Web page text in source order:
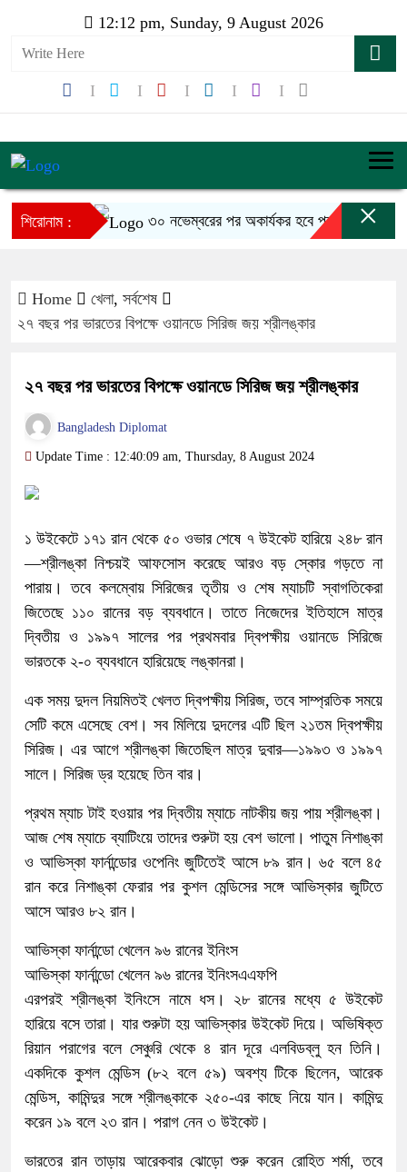
12:12 pm, Sunday, 9 August 2026
শিরোনাম : ৩০ নভেম্বরের পর অকার্যকর হবে পুরোনো বিআইএন
×
Home খেলা, সর্বশেষ
২৭ বছর পর ভারতের বিপক্ষে ওয়ানডে সিরিজ জয় শ্রীলঙ্কার
২৭ বছর পর ভারতের বিপক্ষে ওয়ানডে সিরিজ জয় শ্রীলঙ্কার
Bangladesh Diplomat
Update Time : 12:40:09 am, Thursday, 8 August 2024
১ উইকেটে ১৭১ রান থেকে ৫০ ওভার শেষে ৭ উইকেট হারিয়ে ২৪৮ রান
—শ্রীলঙ্কা নিশ্চয়ই আফসোস করেছে আরও বড় স্কোর গড়তে না
পারায়। তবে কলম্বোয় সিরিজের তৃতীয় ও শেষ ম্যাচটি স্বাগতিকেরা
জিতেছে ১১০ রানের বড় ব্যবধানে। তাতে নিজেদের ইতিহাসে মাত্র
দ্বিতীয় ও ১৯৯৭ সালের পর প্রথমবার দ্বিপক্ষীয় ওয়ানডে সিরিজে
ভারতকে ২-০ ব্যবধানে হারিয়েছে লঙ্কানরা।
এক সময় দুদল নিয়মিতই খেলত দ্বিপক্ষীয় সিরিজ, তবে সাম্প্রতিক সময়ে
সেটি কমে এসেছে বেশ। সব মিলিয়ে দুদলের এটি ছিল ২১তম দ্বিপক্ষীয়
সিরিজ। এর আগে শ্রীলঙ্কা জিতেছিল মাত্র দুবার—১৯৯৩ ও ১৯৯৭
সালে। সিরিজ ড্র হয়েছে তিন বার।
প্রথম ম্যাচ টাই হওয়ার পর দ্বিতীয় ম্যাচে নাটকীয় জয় পায় শ্রীলঙ্কা।
আজ শেষ ম্যাচে ব্যাটিংয়ে তাদের শুরুটা হয় বেশ ভালো। পাতুম নিশাঙ্কা
ও আভিস্কা ফার্নান্ডোর ওপেনিং জুটিতেই আসে ৮৯ রান। ৬৫ বলে ৪৫
রান করে নিশাঙ্কা ফেরার পর কুশল মেন্ডিসের সঙ্গে আভিস্কার জুটিতে
আসে আরও ৮২ রান।
আভিস্কা ফার্নান্ডো খেলেন ৯৬ রানের ইনিংস
আভিস্কা ফার্নান্ডো খেলেন ৯৬ রানের ইনিংসএএফপি
এরপরই শ্রীলঙ্কা ইনিংসে নামে ধস। ২৮ রানের মধ্যে ৫ উইকেট
হারিয়ে বসে তারা। যার শুরুটা হয় আভিস্কার উইকেট দিয়ে। অভিষিক্ত
রিয়ান পরাগের বলে সেঞ্চুরি থেকে ৪ রান দূরে এলবিডব্লু হন তিনি।
একদিকে কুশল মেন্ডিস (৮২ বলে ৫৯) অবশ্য টিকে ছিলেন, আরেক
মেন্ডিস, কামিন্দুর সঙ্গে শ্রীলঙ্কাকে ২৫০-এর কাছে নিয়ে যান। কামিন্দু
করেন ১৯ বলে ২৩ রান। পরাগ নেন ৩ উইকেট।
ভারতের রান তাড়ায় আরেকবার ঝোড়ো শুরু করেন রোহিত শর্মা, তবে